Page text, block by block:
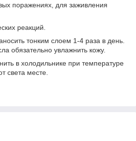
поражениях, для заживления
реакций.
тонким слоем 1-4 раза в день.
обязательно увлажнить кожу.
в холодильнике при температуре
света месте.